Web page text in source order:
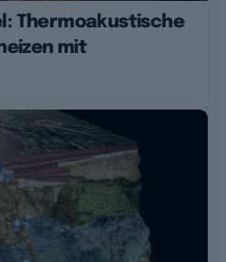
Thermoakustische
mit